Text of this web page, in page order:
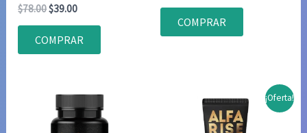
Valorado
con
4.83
de 5
$78.00El
original
era:
$39.00El
actual
es:
COMPRAR
Valorado
4.80
de 5
COMPRAR
¡Oferta!